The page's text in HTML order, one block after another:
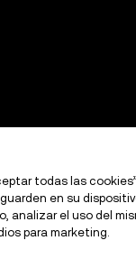
todas las
en su
analizar el uso del
para marketing.